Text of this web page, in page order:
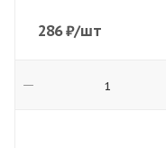
286₽/шт